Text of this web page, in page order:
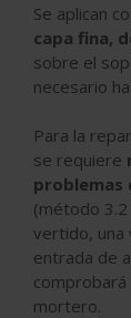
Se aplican
capa fina,
sobre el
necesario
Para la
se requiere
problemas
(método 3.2
vertido, una
entrada de
mortero.